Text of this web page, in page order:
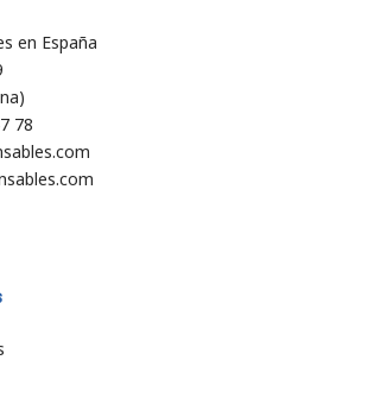
en España
78